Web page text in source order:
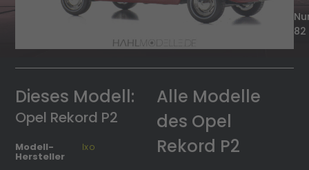
82
Dieses Modell:
Opel Rekord P2
Modell-
Hersteller
Ixo
Alle Modelle
des Opel
Rekord P2